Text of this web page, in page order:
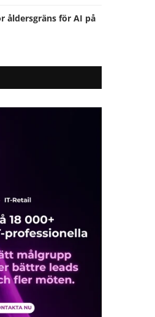
åldersgräns för AI på